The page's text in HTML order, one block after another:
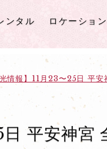
ンタル ロケーショ
光情報】11月23〜25日 平
平安神宮